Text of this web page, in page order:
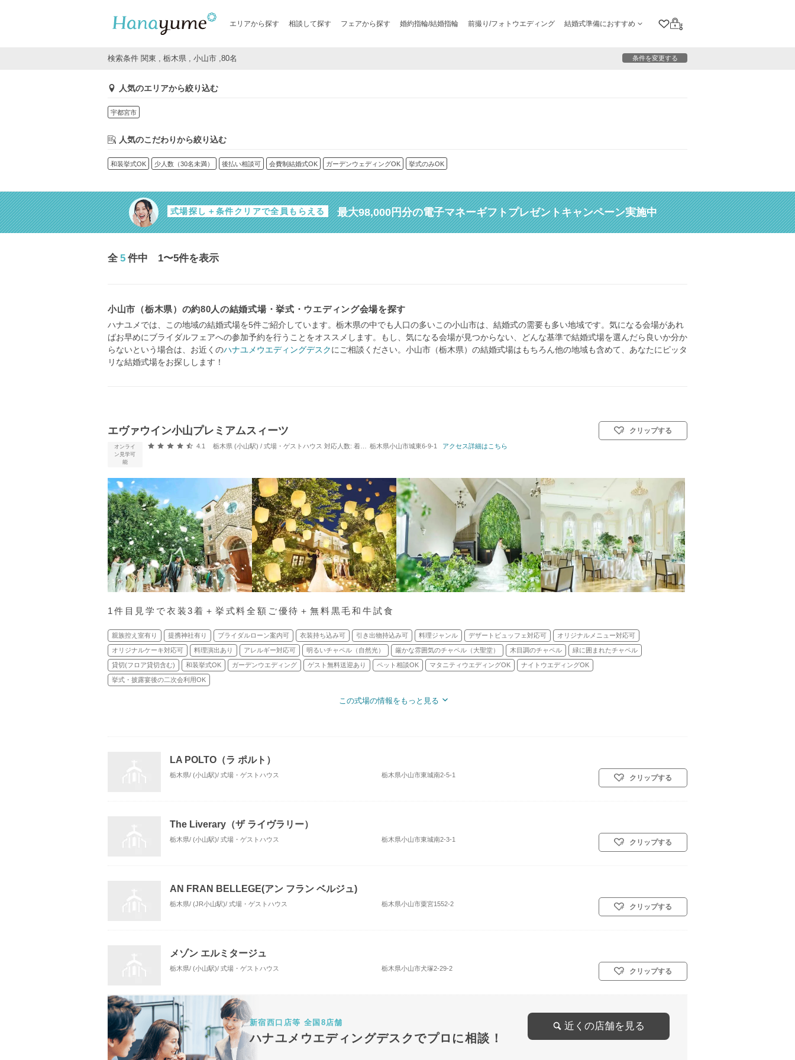
エリアから探す 相談して探す フェアから探す 婚約指輪/結婚指輪 前撮り/フォトウエディング 結婚式準備におすすめ
クリップリスト
ログイン
検索条件 関東 , 栃木県 , 小山市 ,80名 条件を変更する
人気のエリアから絞り込む
宇都宮市
人気のこだわりから絞り込む
和装挙式OK 少人数（30名未満） 後払い相談可 会費制結婚式OK ガーデンウェディングOK 挙式のみOK
式場探し＋条件クリアで全員もらえる 最大98,000円分の電子マネーギフトプレゼントキャンペーン実施中
全 5 件中 1〜5件を表示
小山市（栃木県）の約80人の結婚式場・挙式・ウエディング会場を探す
ハナユメでは、この地域の結婚式場を5件ご紹介しています。栃木県の中でも人口の多いこの小山市は、結婚式の需要も多い地域です。気になる会場があれ
ばお早めにブライダルフェアへの参加予約を行うことをオススメします。もし、気になる会場が見つからない、どんな基準で結婚式場を選んだら良いか分か
らないという場合は、お近くのハナユメウエディングデスクにご相談ください。小山市（栃木県）の結婚式場はもちろん他の地域も含めて、あなたにピッタ
リな結婚式場をお探しします！
エヴァウイン小山プレミアムスィーツ
オンライ
ン見学可
能
口コミ評価
4.1 栃木県 (小山駅) / 式場・ゲストハウス 対応人数: 着席：10名 ～ 150名 挙式スタイル: 教会式(キリスト教式)／神前式／人前式／仏前式／和装人前式
栃木県小山市城東6-9-1 アクセス詳細はこちら
クリップする
1件目見学で衣装3着＋挙式料全額ご優待＋無料黒毛和牛試食
親族控え室有り 提携神社有り ブライダルローン案内可 衣装持ち込み可 引き出物持込み可 料理ジャンル デザートビュッフェ対応可 オリジナルメニュー対応可
オリジナルケーキ対応可 料理演出あり アレルギー対応可 明るいチャペル（自然光） 厳かな雰囲気のチャペル（大聖堂） 木目調のチャペル 緑に囲まれたチャペル
貸切(フロア貸切含む) 和装挙式OK ガーデンウエディング ゲスト無料送迎あり ペット相談OK マタニティウエディングOK ナイトウエディングOK
挙式・披露宴後の二次会利用OK
この式場の情報をもっと見る
LA POLTO（ラ ポルト）
栃木県/ (小山駅)/ 式場・ゲストハウス 栃木県小山市東城南2-5-1 クリップする
The Liverary（ザ ライヴラリー）
栃木県/ (小山駅)/ 式場・ゲストハウス 栃木県小山市東城南2-3-1 クリップする
AN FRAN BELLEGE(アン フラン ベルジュ)
栃木県/ (JR小山駅)/ 式場・ゲストハウス 栃木県小山市粟宮1552-2 クリップする
メゾン エルミタージュ
栃木県/ (小山駅)/ 式場・ゲストハウス 栃木県小山市犬塚2-29-2 クリップする
新宿西口店等 全国8店舗
ハナユメウエディングデスクでプロに相談！
近くの店舗を見る